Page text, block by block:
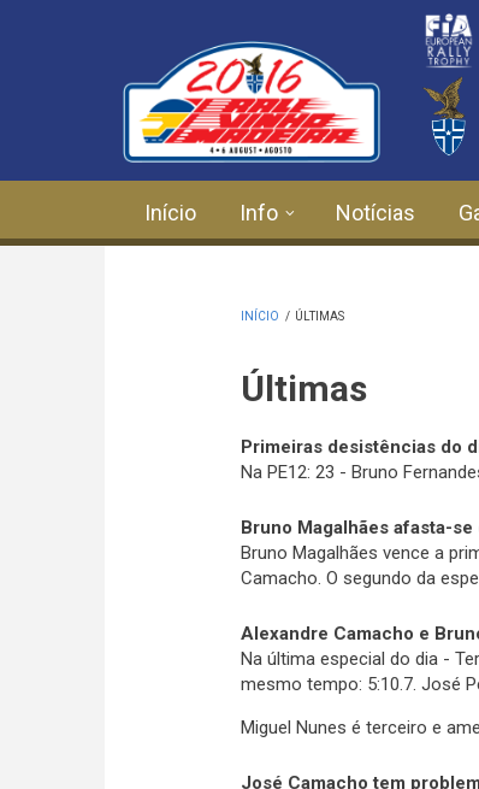
Início Info Notícias
INÍCIO / ÚLTIMAS
Últimas
Primeiras desistências do
Na PE12: 23 - Bruno
Bruno Magalhães afasta-
Bruno Magalhães vence a
Camacho. O segundo da
Alexandre Camacho e
Na última especial do dia -
mesmo tempo: 5:10.7. José
Miguel Nunes é terceiro e
José Camacho tem